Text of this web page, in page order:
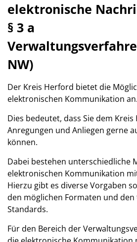
elektronische
§ 3 a
NW)
Der Kreis Herford bietet die
elektronischen Kommunikation an.
Dies bedeutet, dass Sie dem
Anregungen und Anliegen gerne
können.
Dabei bestehen unterschiedliche
elektronischen Kommunikation
Hierzu gibt es diverse Vorgaben
den möglichen Formaten und den
Standards.
Für den Bereich der